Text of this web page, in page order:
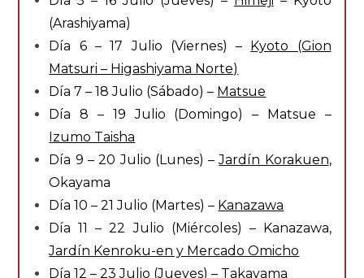
(Arashiyama)
Día 6 – 17 Julio (Viernes) –
Kyoto (Gion
Matsuri – Higashiyama Norte)
Día 7 – 18 Julio (Sábado) – Matsue
Día 8 – 19 Julio (Domingo) – Matsue –
Izumo Taisha
Día 9 – 20 Julio (Lunes) –Jardín Korakuen,
Okayama
Día 10 – 21 Julio (Martes) – Kanazawa
Día 11 – 22 Julio (Miércoles) – Kanazawa,
Jardín Kenroku-en y Mercado Omicho
Día 12 – 23 Julio (Jueves) – Takayama